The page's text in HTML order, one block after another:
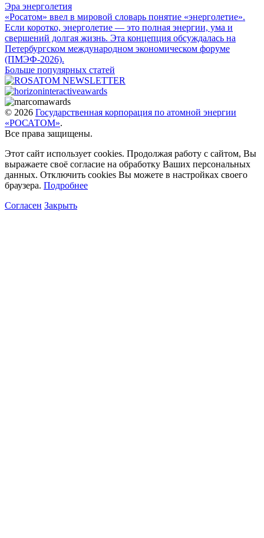
Эра энерголетия
«Росатом» ввел в мировой словарь понятие «энерголетие».
Если коротко, энерголетие — это полная энергии, ума и
свершений долгая жизнь. Эта концепция обсуждалась на
Петербургском международном экономическом форуме
(ПМЭФ-2026).
Больше популярных статей
© 2026 Государственная корпорация по атомной энергии
«РОСАТОМ».
Все права защищены.
Этот сайт использует cookies. Продолжая работу с сайтом, Вы
выражаете своё согласие на обработку Ваших персональных
данных. Отключить cookies Вы можете в настройках своего
браузера. Подробнее
Согласен Закрыть